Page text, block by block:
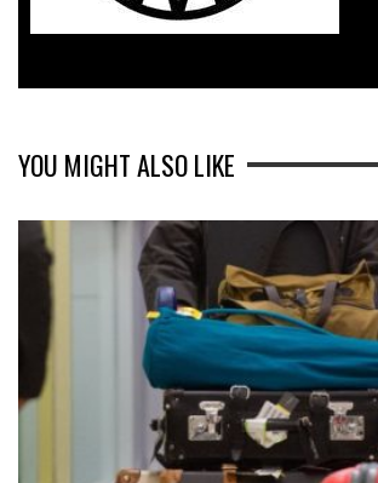
YOU MIGHT ALSO LIKE